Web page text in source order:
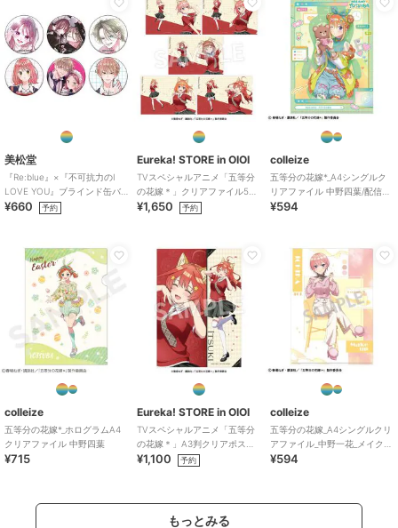
美松堂
『Re:blue』×『不可抗力のI
LOVE YOU』ブラインド缶バ
ッジ（全6種）
¥660 予約
Eureka! STORE in OIOI
TVスペシャルアニメ「五等分
の花嫁＊」クリアファイル5種
セット
¥1,650 予約
colleize
五等分の花嫁*_A4シングルク
リアファイル 中野四葉/配信者
なりきり
¥594
colleize
五等分の花嫁*_ホログラムA4
クリアファイル 中野四葉
¥715
Eureka! STORE in OIOI
TVスペシャルアニメ「五等分
の花嫁＊」A3判クリアポスタ
ー 五月
¥1,100 予約
colleize
五等分の花嫁_A4シングルクリ
アファイル_中野一花_メイクア
ップ
¥594
もっとみる